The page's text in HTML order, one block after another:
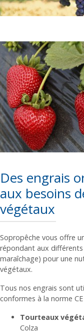
Des engrais
aux besoins
végétaux
Sopropêche vous offre
répondant aux
maraîchage) pour une
végétaux.
Tous nos engrais sont
conformes à la norme
Tourteaux
Colza